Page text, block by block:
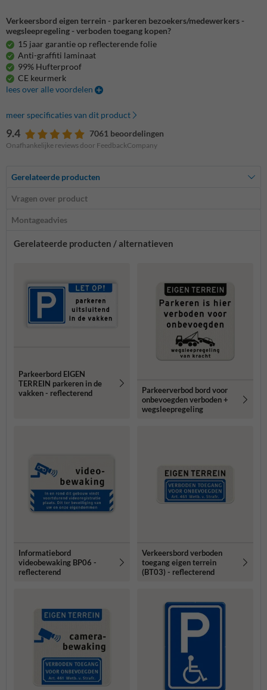
Verkeersbord eigen terrein - parkeren bezoekers/medewerkers -
wegsleepregeling - verboden toegang kopen?
15 jaar garantie op reflecterende folie
Anti-graffiti laminaat
99% Hufterproof
CE keurmerk
lees over alle voordelen
meer specificaties van dit product
9.4 7061 beoordelingen
Onafhankelijke reviews door FeedbackCompany
Gerelateerde producten
Vragen over product
Montageadvies
Gerelateerde producten / alternatieven
Parkeerbord EIGEN
TERREIN parkeren in de
vakken - reflecterend
Parkeerverbod bord voor
onbevoegden verboden +
wegsleepregeling
Informatiebord
videobewaking BP06 -
reflecterend
Verkeersbord verboden
toegang eigen terrein
(BT03) - reflecterend